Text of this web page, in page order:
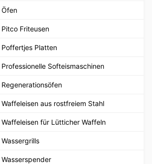
Öfen
Pitco Friteusen
Poffertjes Platten
Professionelle Softeismaschinen
Regenerationsöfen
Waffeleisen aus rostfreiem Stahl
Waffeleisen für Lütticher Waffeln
Wassergrills
Wasserspender